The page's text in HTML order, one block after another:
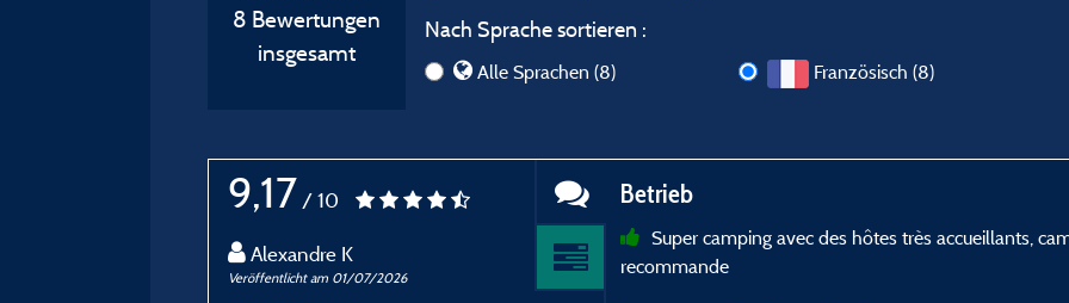
8 Bewertungen
insgesamt
Nach Sprache sortieren :
Alle Sprachen (8) Französisch (8)
9,17 / 10
Alexandre K
Veröffentlicht am 01/07/2026
Betrieb
Super camping avec des hôtes très accueillants,
recommande